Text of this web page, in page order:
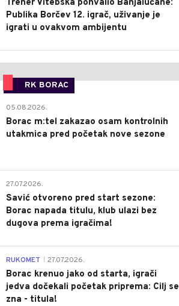
Trener Vitebska pohvalio Banjalučane:
Publika Borčev 12. igrač, uživanje je
igrati u ovakvom ambijentu
RK BORAC
05.08.2026.
Borac m:tel zakazao osam kontrolnih
utakmica pred početak nove sezone
27.07.2026.
Savić otvoreno pred start sezone:
Borac napada titulu, klub ulazi bez
dugova prema igračima!
RUKOMET 27.07.2026.
Borac krenuo jako od starta, igrači
jedva dočekali početak priprema: Cilj se
zna - titula!